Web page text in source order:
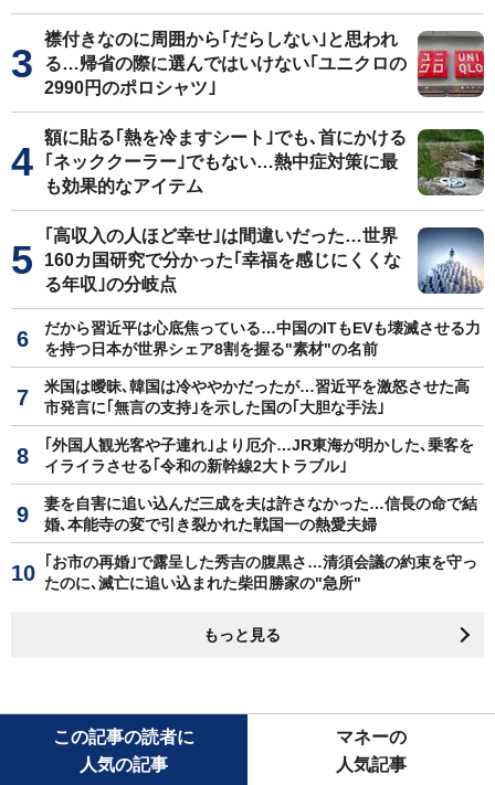
襟付きなのに周囲から｢だらしない｣と思われ
る…帰省の際に選んではいけない｢ユニクロの
2990円のポロシャツ｣
額に貼る｢熱を冷ますシート｣でも､首にかける
｢ネッククーラー｣でもない…熱中症対策に最
も効果的なアイテム
｢高収入の人ほど幸せ｣は間違いだった…世界
160カ国研究で分かった｢幸福を感じにくくな
る年収｣の分岐点
だから習近平は心底焦っている…中国のITもEVも壊滅させる力
を持つ日本が世界シェア8割を握る"素材"の名前
米国は曖昧､韓国は冷ややかだったが…習近平を激怒させた高
市発言に｢無言の支持｣を示した国の｢大胆な手法｣
｢外国人観光客や子連れ｣より厄介…JR東海が明かした､乗客を
イライラさせる｢令和の新幹線2大トラブル｣
妻を自害に追い込んだ三成を夫は許さなかった…信長の命で結
婚､本能寺の変で引き裂かれた戦国一の熱愛夫婦
｢お市の再婚｣で露呈した秀吉の腹黒さ…清須会議の約束を守っ
たのに､滅亡に追い込まれた柴田勝家の"急所"
もっと見る
この記事の読者に
人気の記事
マネーの
人気記事